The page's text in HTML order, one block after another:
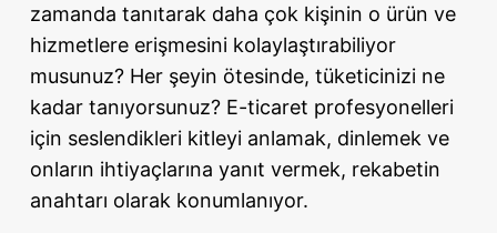
zamanda tanıtarak daha çok kişinin o ürün ve
hizmetlere erişmesini kolaylaştırabiliyor
musunuz? Her şeyin ötesinde, tüketicinizi ne
kadar tanıyorsunuz? E-ticaret profesyonelleri
için seslendikleri kitleyi anlamak, dinlemek ve
onların ihtiyaçlarına yanıt vermek, rekabetin
anahtarı olarak konumlanıyor.